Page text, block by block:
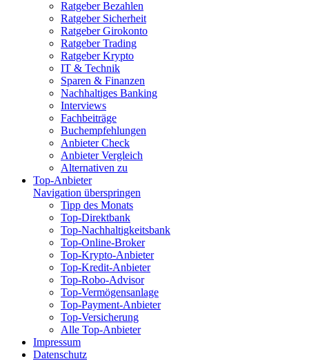
Ratgeber Bezahlen
Ratgeber Sicherheit
Ratgeber Girokonto
Ratgeber Trading
Ratgeber Krypto
IT & Technik
Sparen & Finanzen
Nachhaltiges Banking
Interviews
Fachbeiträge
Buchempfehlungen
Anbieter Check
Anbieter Vergleich
Alternativen zu
Top-Anbieter
Navigation überspringen
Tipp des Monats
Top-Direktbank
Top-Nachhaltigkeitsbank
Top-Online-Broker
Top-Krypto-Anbieter
Top-Kredit-Anbieter
Top-Robo-Advisor
Top-Vermögensanlage
Top-Payment-Anbieter
Top-Versicherung
Alle Top-Anbieter
Impressum
Datenschutz